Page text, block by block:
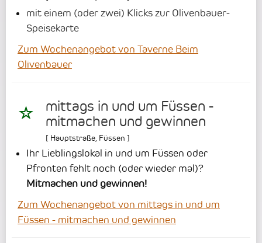
mit einem (oder zwei) Klicks zur Olivenbauer-
Speisekarte
Zum Wochenangebot von Taverne Beim
Olivenbauer
mittags in und um Füssen -
mitmachen und gewinnen
[ Hauptstraße Füssen ]
Ihr Lieblingslokal in und um Füssen oder
Pfronten fehlt noch (oder wieder mal)?
Mitmachen und gewinnen!
Zum Wochenangebot von mittags in und um
Füssen - mitmachen und gewinnen